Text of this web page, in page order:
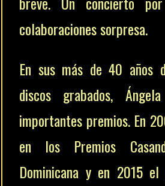
colaboraciones sorpresa.
En sus más de 40 años
discos grabados,
importantes premios. En
en los Premios
Dominicana y en 2015